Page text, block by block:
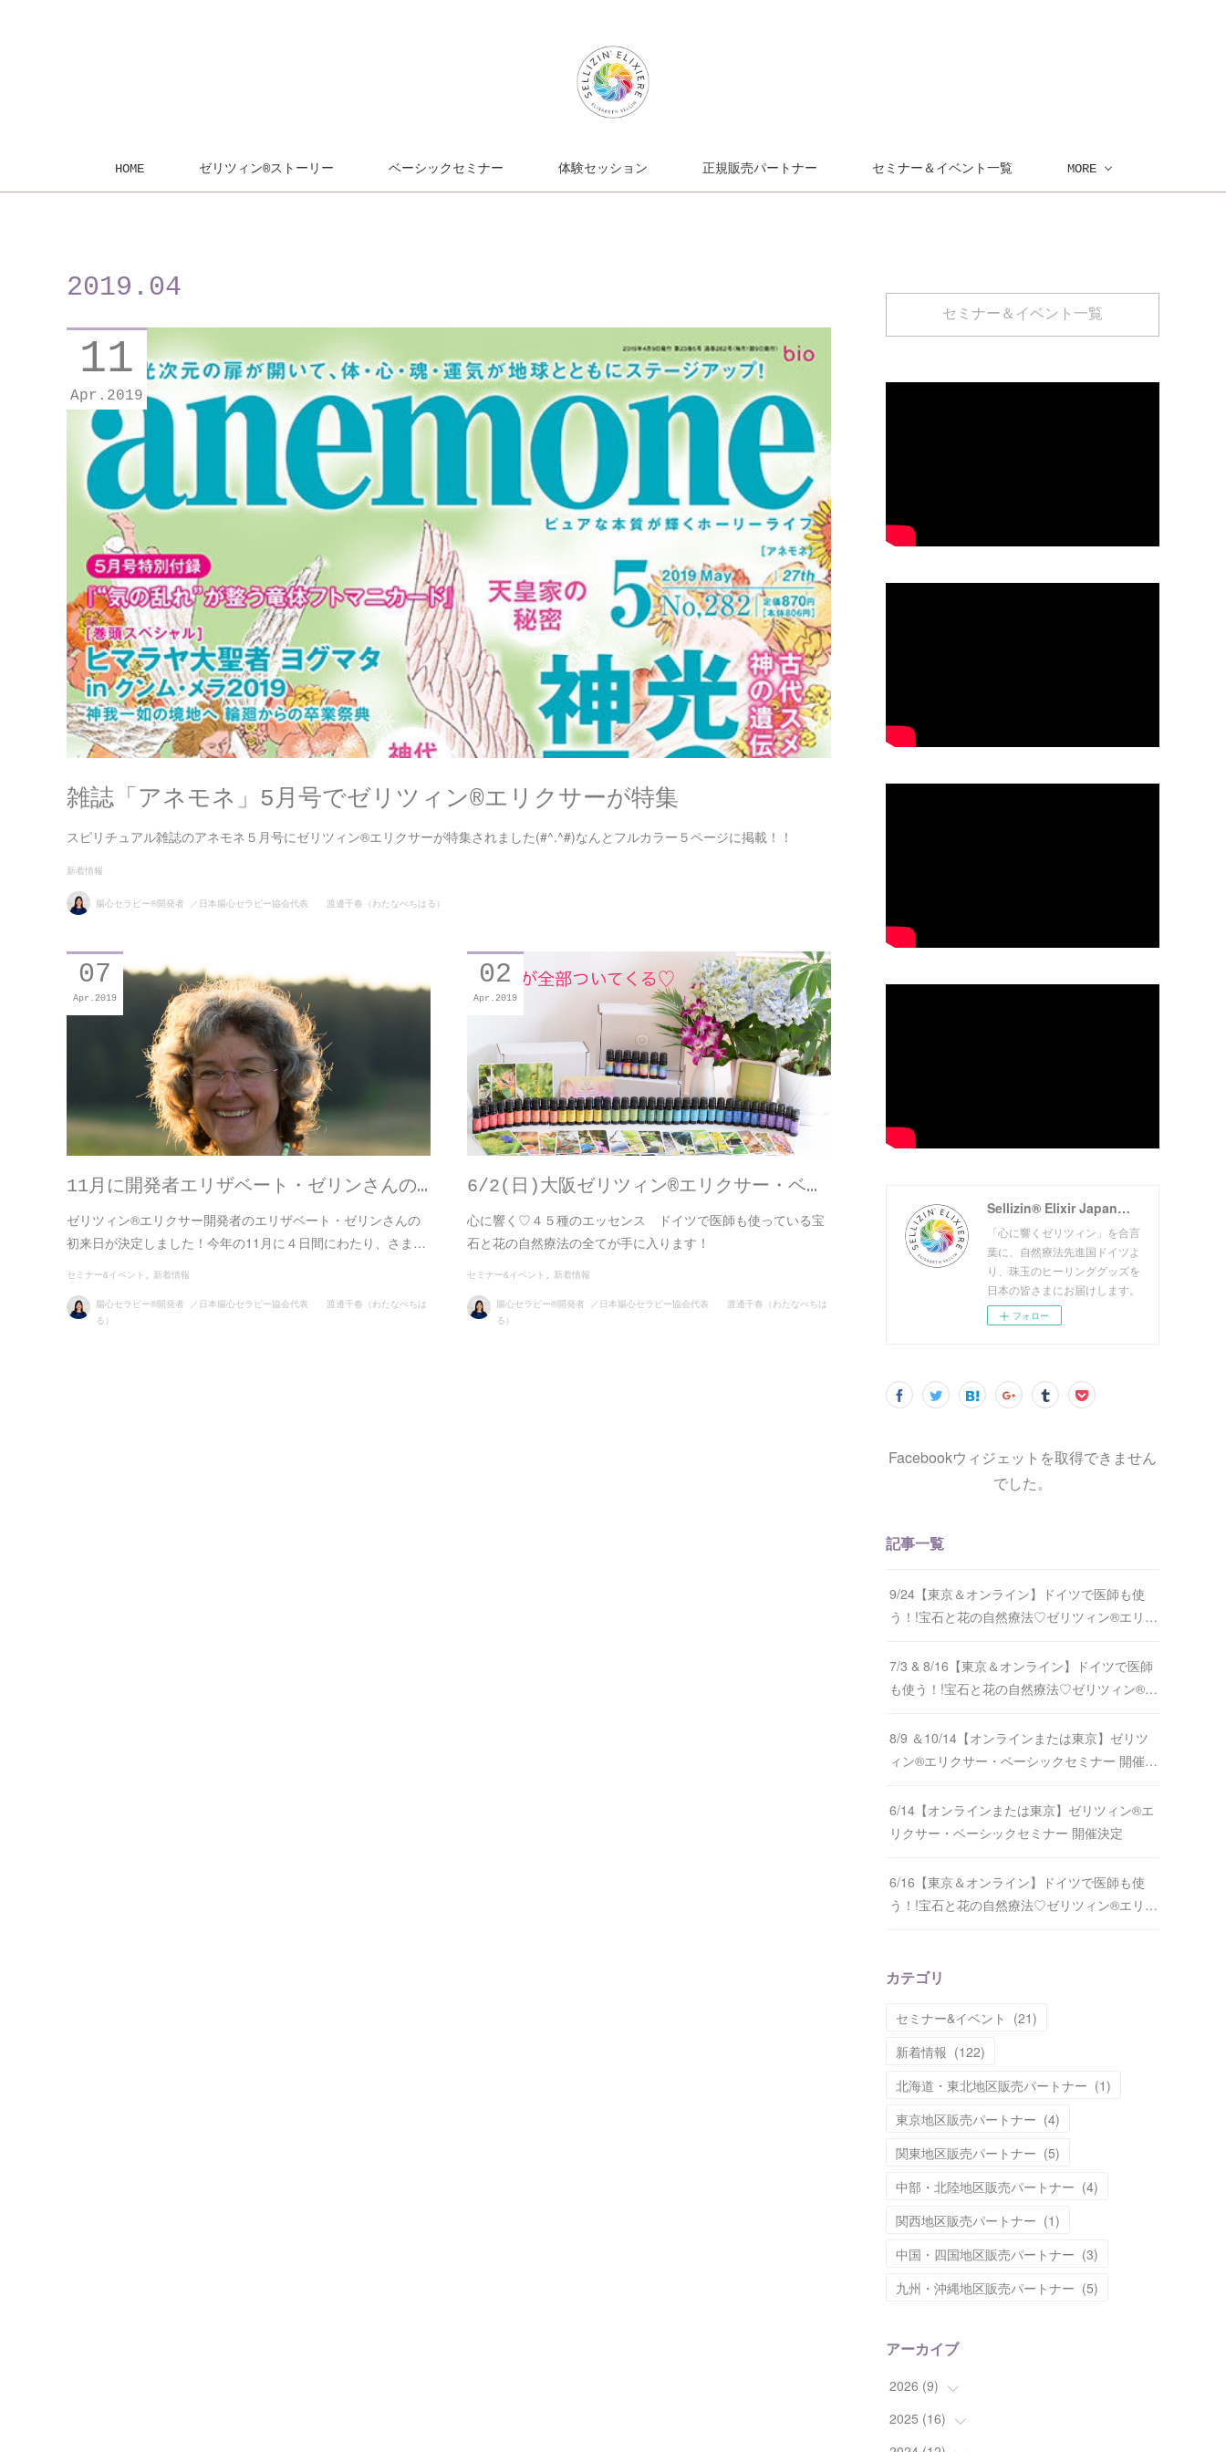
HOME ゼリツィン®ストーリー ベーシックセミナー 体験セッション 正規販売パートナー セミナー＆イベント一覧 MORE
2019 . 04
雑誌「アネモネ」5月号でゼリツィン®︎エリクサーが特集
スピリチュアル雑誌のアネモネ５月号にゼリツィン®︎エリクサーが特集されました(#^.^#)なんとフルカラー５ページに掲載！！
11
Apr 2019
新着情報
腸心セラピー®開発者 ／日本腸心セラピー協会代表 渡邊千春（わたなべちはる）
11月に開発者エリザベート・ゼリンさんの…
ゼリツィン®︎エリクサー開発者のエリザベート・ゼリンさんの
初来日が決定しました！今年の11月に４日間にわたり、さま…
07
Apr 2019
セミナー&イベント 新着情報
腸心セラピー®開発者 ／日本腸心セラピー協会代表 渡邊千春（わたなべちは
る）
6/2(日)大阪ゼリツィン®エリクサー・ベ…
心に響く♡４５種のエッセンス ドイツで医師も使っている宝
石と花の自然療法の全てが手に入ります！
02
Apr 2019
セミナー&イベント 新着情報
腸心セラピー®開発者 ／日本腸心セラピー協会代表 渡邊千春（わたなべちは
る）
セミナー＆イベント一覧
Sellizin® Elixir Japan（ゼリツィン®エリクサージャパン公式サイト）
「心に響くゼリツィン」を合言
葉に、自然療法先進国ドイツよ
り、珠玉のヒーリンググッズを
日本の皆さまにお届けします。
フォロー
Facebookウィジェットを取得できません
でした。
記事一覧
9/24【東京＆オンライン】ドイツで医師も使
う！!宝石と花の自然療法♡ゼリツィン®エリ…
7/3 & 8/16【東京＆オンライン】ドイツで医師
も使う！!宝石と花の自然療法♡ゼリツィン®…
8/9 ＆10/14【オンラインまたは東京】ゼリツ
ィン®エリクサー・ベーシックセミナー 開催…
6/14【オンラインまたは東京】ゼリツィン®エ
リクサー・ベーシックセミナー 開催決定
6/16【東京＆オンライン】ドイツで医師も使
う！!宝石と花の自然療法♡ゼリツィン®エリ…
カテゴリ
セミナー&イベント (21)
新着情報 (122)
北海道・東北地区販売パートナー (1)
東京地区販売パートナー (4)
関東地区販売パートナー (5)
中部・北陸地区販売パートナー (4)
関西地区販売パートナー (1)
中国・四国地区販売パートナー (3)
九州・沖縄地区販売パートナー (5)
アーカイブ
2026 (9)
(1)
2025 (16)